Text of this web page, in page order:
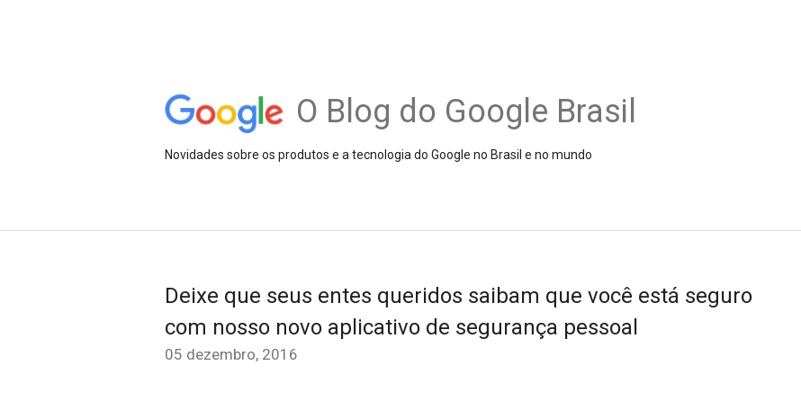
O Blog do Google Brasil
Novidades sobre os produtos e a tecnologia do Google no Brasil e no mundo
Deixe que seus entes queridos saibam que você está seguro
com nosso novo aplicativo de segurança pessoal
05 dezembro, 2016